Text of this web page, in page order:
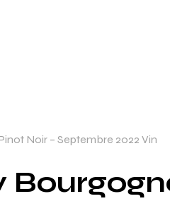
Noir – Septembre 2022 Vin